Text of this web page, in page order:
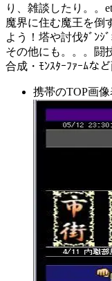
り、雑談したり。。
魔界に住む魔王を倒
よう！塔や討伐ﾀﾞﾝｼ
その他にも。。。闘
合成・ﾓﾝｽﾀｰﾌｧｰﾑな
携帯のTOP画